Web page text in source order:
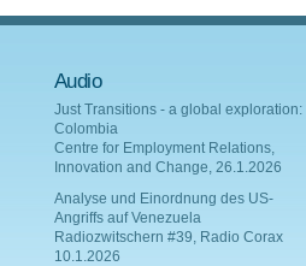
Audio
Just Transitions - a global exploration:
Colombia
Centre for Employment Relations,
Innovation and Change, 26.1.2026
Analyse und Einordnung des US-
Angriffs auf Venezuela
Radiozwitschern #39, Radio Corax
10.1.2026